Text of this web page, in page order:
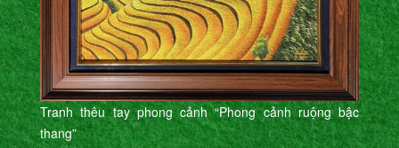
Tranh thêu tay phong cảnh “Phong cảnh ruộng bậc
thang”